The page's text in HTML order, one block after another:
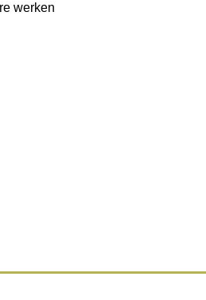
werken